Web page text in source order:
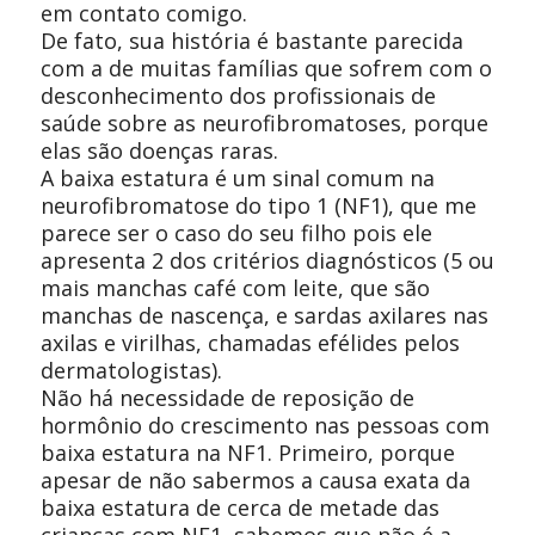
em contato comigo.
De fato, sua história é bastante parecida
com a de muitas famílias que sofrem com o
desconhecimento dos profissionais de
saúde sobre as neurofibromatoses, porque
elas são doenças raras.
A baixa estatura é um sinal comum na
neurofibromatose do tipo 1 (NF1), que me
parece ser o caso do seu filho pois ele
apresenta 2 dos critérios diagnósticos (5 ou
mais manchas café com leite, que são
manchas de nascença, e sardas axilares nas
axilas e virilhas, chamadas efélides pelos
dermatologistas).
Não há necessidade de reposição de
hormônio do crescimento nas pessoas com
baixa estatura na NF1. Primeiro, porque
apesar de não sabermos a causa exata da
baixa estatura de cerca de metade das